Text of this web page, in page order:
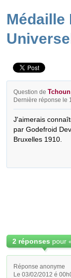
Médaille
Question deTchoun
Dernière réponse le
J'aimerais
par Godefroid
Bruxelles 1910.
2 réponses pour
Réponse anonyme
Le 03/02/2012 é